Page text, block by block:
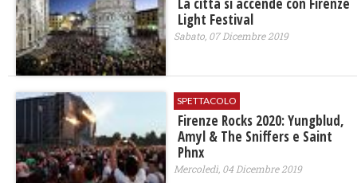
La città si accende con Firenze
Light Festival
Sabato, 07 Dicembre 2019
SPETTACOLO
Firenze Rocks 2020: Yungblud,
Amyl & The Sniffers e Saint
Phnx
Mercoledì, 04 Dicembre 2019